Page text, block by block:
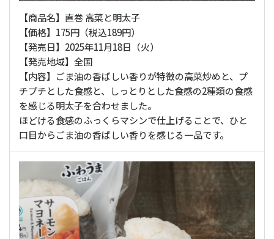
【商品名】直巻 高菜と明太子
【価格】175円（税込189円）
【発売日】2025年11月18日（火）
【発売地域】全国
【内容】ごま油の香ばしい香りが特徴の高菜炒めと、プ
チプチとした食感と、しっとりとした食感の2種類の食感
を感じる明太子を合わせました。
ほどける食感のふっくらマシンで仕上げることで、ひと
口目からごま油の香ばしい香りを感じる一品です。